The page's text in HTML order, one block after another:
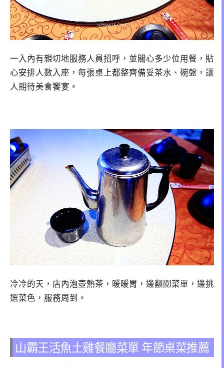
一入內有親切地服務人員招呼，並關心多少位用餐，貼
心安排人數入座，每張桌上都整齊備妥茶水、碗盤，讓
人期待美食饗宴。
冷冷的天，店內泡壺熱茶，暖暖胃，邊翻閱菜單，邊挑
選菜色，服務周到。
山霸王活魚土雞餐廳菜單 年節桌菜推薦